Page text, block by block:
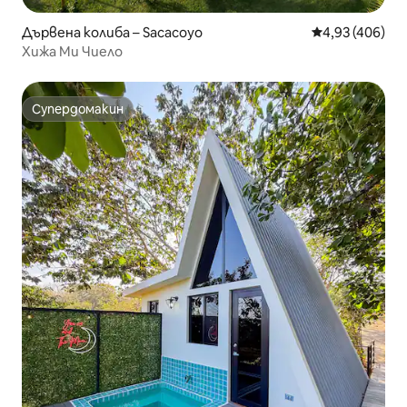
Дървена колиба – Sacacoyo Средна
4,93 (406)
Хижа Ми Чиело
Супердомакин
Супердомакин